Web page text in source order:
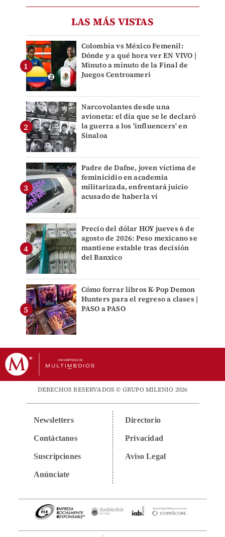
LAS MÁS VISTAS
Colombia vs México Femenil:
Dónde y a qué hora ver EN VIVO |
Minuto a minuto de la Final de
Juegos Centroameri
Narcovolantes desde una
avioneta: el día que se le declaró
la guerra a los 'influencers' en
Sinaloa
Padre de Dafne, joven víctima de
feminicidio en academia
militarizada, enfrentará juicio
acusado de haberla vi
Precio del dólar HOY jueves 6 de
agosto de 2026: Peso mexicano se
mantiene estable tras decisión
del Banxico
Cómo forrar libros K-Pop Demon
Hunters para el regreso a clases |
PASO a PASO
DERECHOS RESERVADOS © GRUPO MILENIO 2026
Newsletters
Contáctanos
Suscripciones
Anúnciate
Directorio
Privacidad
Aviso Legal